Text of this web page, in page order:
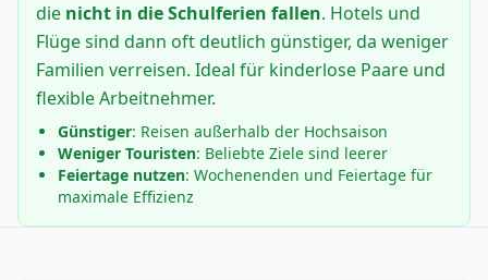
die nicht in die Schulferien fallen. Hotels und
Flüge sind dann oft deutlich günstiger, da weniger
Familien verreisen. Ideal für kinderlose Paare und
flexible Arbeitnehmer.
Günstiger: Reisen außerhalb der Hochsaison
Weniger Touristen: Beliebte Ziele sind leerer
Feiertage nutzen: Wochenenden und Feiertage für
maximale Effizienz